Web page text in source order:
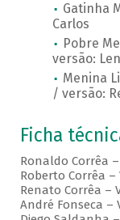
Gatinha
Carlos
Pobre
versão:
Menina
/ versão:
Ficha
Ronaldo Corrêa –
Roberto Corrêa –
Renato Corrêa –
André Fonseca –